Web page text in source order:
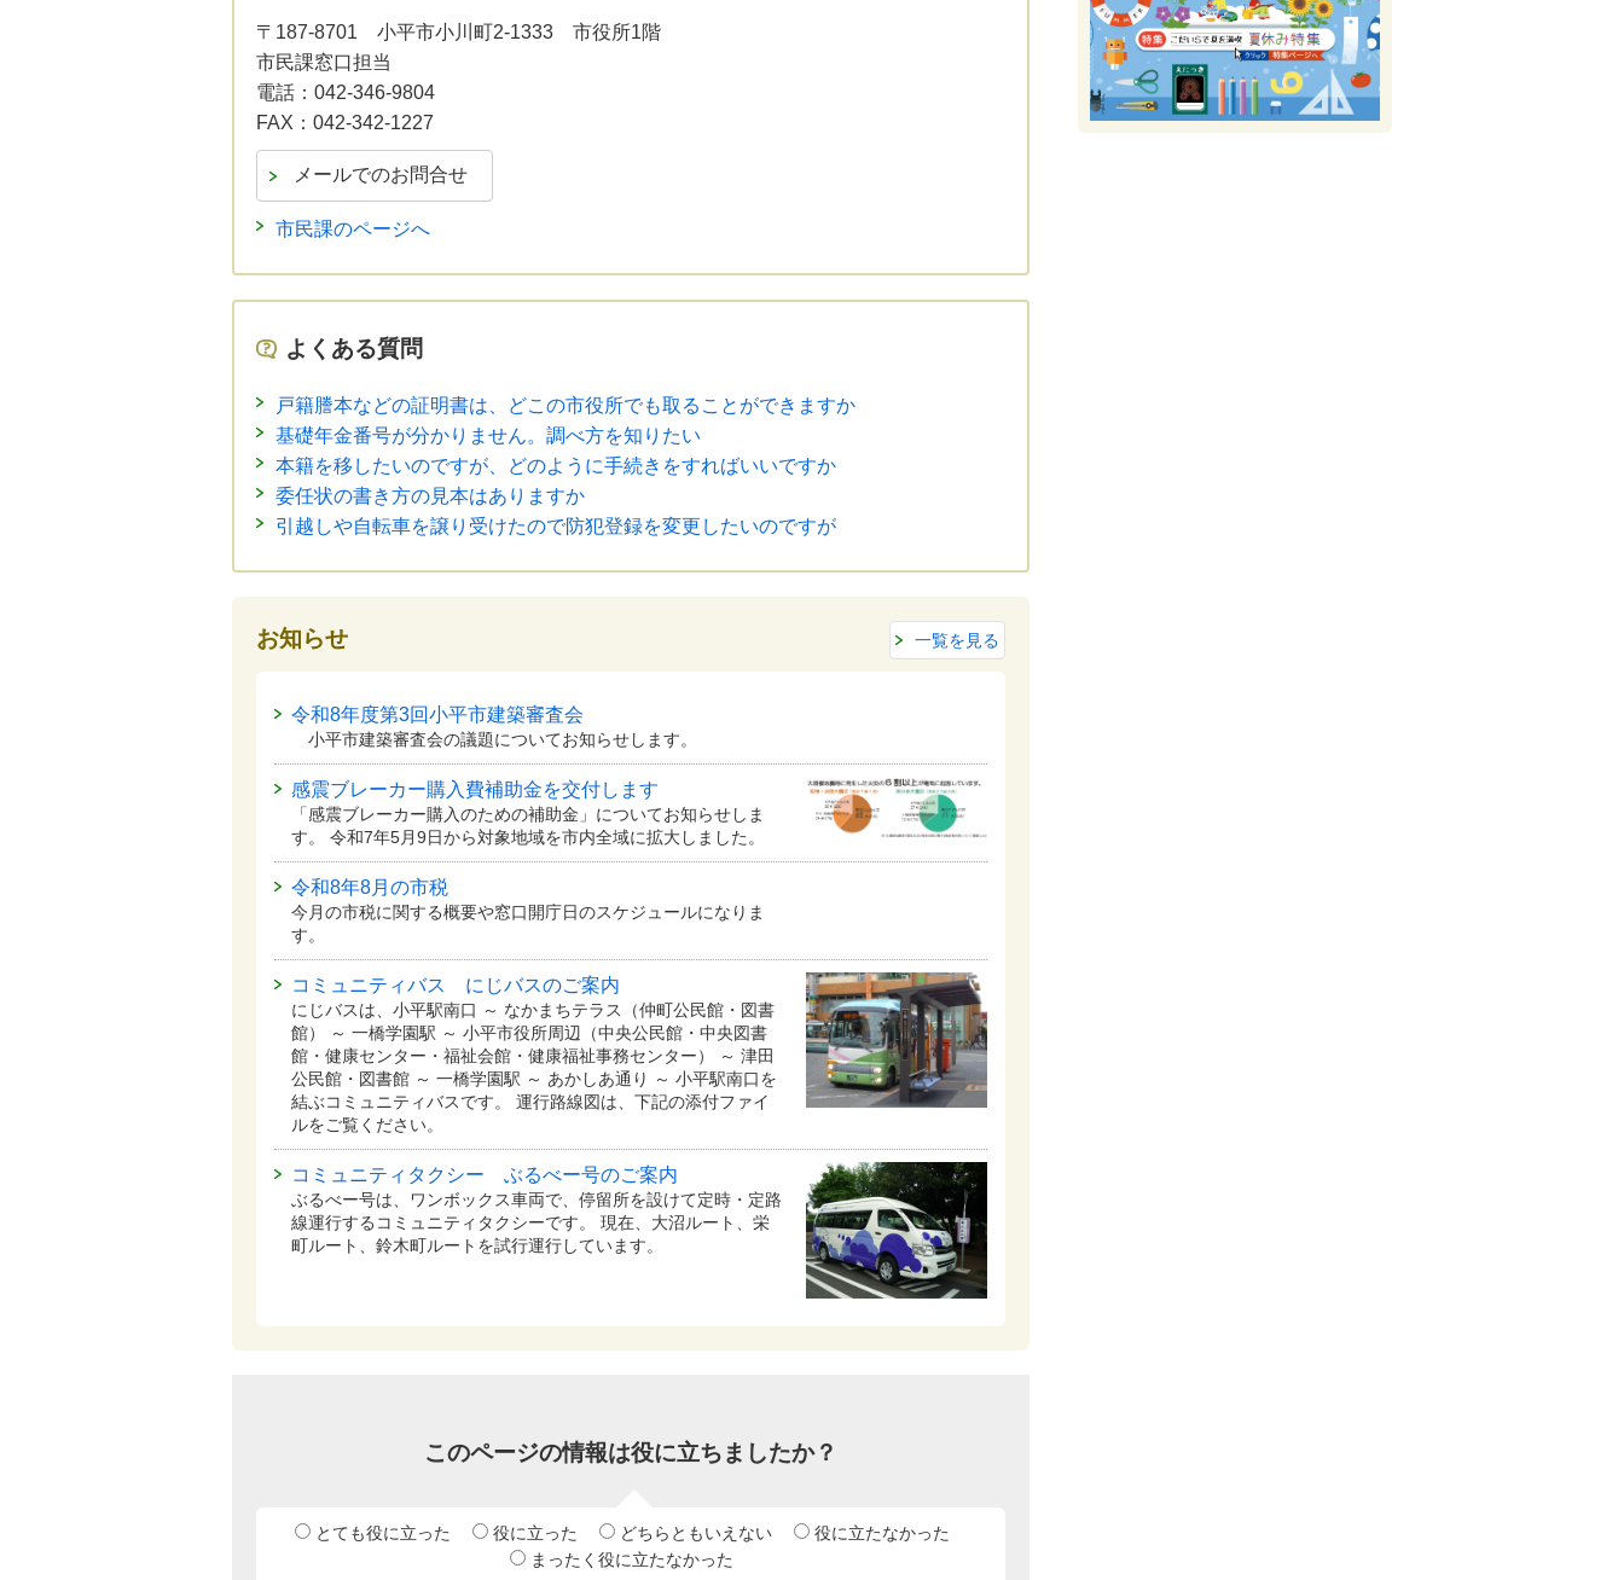
〒187-8701 小平市小川町2-1333 市役所1階
市民課窓口担当
電話： 042-346-9804
FAX： 042-342-1227
市民課のページへ
よくある質問
戸籍謄本などの証明書は、どこの市役所でも取ることができますか
基礎年金番号が分かりません。調べ方を知りたい
本籍を移したいのですが、どのように手続きをすればいいですか
委任状の書き方の見本はありますか
引越しや自転車を譲り受けたので防犯登録を変更したいのですが
お知らせ 一覧を見る
令和8年度第3回小平市建築審査会
小平市建築審査会の議題についてお知らせします。
感震ブレーカー購入費補助金を交付します
「感震ブレーカー購入のための補助金」についてお知らせしま
す。 令和7年5月9日から対象地域を市内全域に拡大しました。
令和8年8月の市税
今月の市税に関する概要や窓口開庁日のスケジュールになりま
す。
コミュニティバス にじバスのご案内
にじバスは、小平駅南口 ～ なかまちテラス（仲町公民館・図書
館） ～ 一橋学園駅 ～ 小平市役所周辺（中央公民館・中央図書
館・健康センター・福祉会館・健康福祉事務センター） ～ 津田
公民館・図書館 ～ 一橋学園駅 ～ あかしあ通り ～ 小平駅南口を
結ぶコミュニティバスです。 運行路線図は、下記の添付ファイ
ルをご覧ください。
コミュニティタクシー ぶるべー号のご案内
ぶるべー号は、ワンボックス車両で、停留所を設けて定時・定路
線運行するコミュニティタクシーです。 現在、大沼ルート、栄
町ルート、鈴木町ルートを試行運行しています。
このページの情報は役に立ちましたか？
とても役に立った 役に立った どちらともいえない
役に立たなかった
まったく役に立たなかった